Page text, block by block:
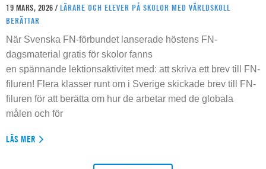
19 MARS, 2026 / LÄRARE OCH ELEVER PÅ SKOLOR MED VÄRLDSKOLL
BERÄTTAR
När Svenska FN-förbundet lanserade höstens FN-
dagsmaterial gratis för skolor fanns
en spännande lektionsaktivitet med: att skriva ett brev till FN-
filuren! Flera klasser runt om i Sverige skickade brev till FN-
filuren för att berätta om hur de arbetar med de globala
målen och för
LÄS MER